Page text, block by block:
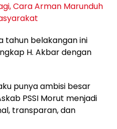
Cara Arman Marunduh
tahun belakangan ini
H. Akbar dengan
punya ambisi besar
PSSI Morut menjadi
transparan, dan